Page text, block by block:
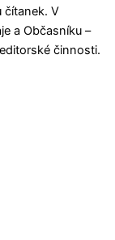
čítanek. V
a Občasníku –
činnosti.